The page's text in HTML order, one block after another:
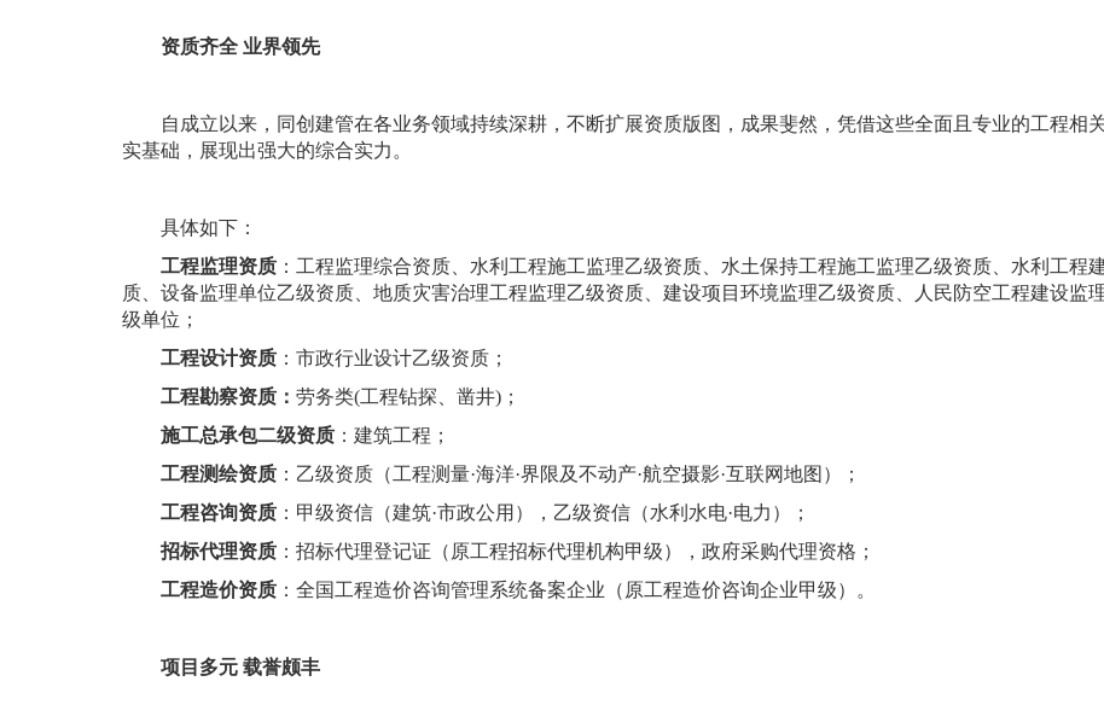
资质齐全 业界领先
自 成立以来， 同创建管在各业务领域持续深耕，不断扩展资质版图，成果斐然，凭借这些全面且专业的工程相
实基础，展现出强大的综合实力。
具体如下：
工程监理资质： 工程监理综合资质、 水利工程施工监理乙级资质、 水土保持工程施工监理乙级资质、 水利工程
质、设备监理单位乙级资质、地质灾害治理工程监理乙级资质、建设项目环境监理乙级资质、人民防空工程建设监
级单位；
工程设计资质： 市政行业设计乙级资质；
工程勘察资质： 劳务类(工程钻探、凿井)；
施工总承包二级资质：建筑工程；
工程测绘资质： 乙级资质（工程测量·海洋·界限及不动产·航空摄影·互联网地图）
；
工程咨询资质： 甲级资信（建筑·市政公用 ），乙级资信（水利水电·电力 ）；
招标代理资质： 招标代理登记证（原工程招标代理机构甲级）
，政府采购代理资格；
工程造价资质： 全国工程造价咨询管理系统备案企业（原工程造价咨询企业甲级）。
项目多元 载誉颇丰